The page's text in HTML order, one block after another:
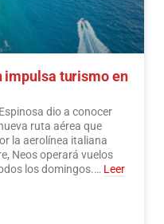
impulsa turismo en
dio a conocer
ruta aérea que
la aerolínea italiana
Neos operará vuelos
los domingos.… Leer